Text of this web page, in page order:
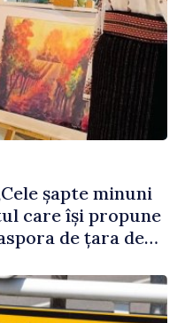
șapte minuni
care își propune
de țara de